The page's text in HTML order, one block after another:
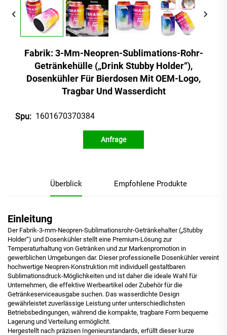
Fabrik: 3-Mm-Neopren-Sublimations-Rohr-
Getränkehülle („Drink Stubby Holder“),
Dosenkühler Für Bierdosen Mit OEM-Logo,
Tragbar Und Wasserdicht
Spu: 1601670370384
Anfrage
Überblick Empfohlene Produkte
Einleitung
Der Fabrik-3-mm-Neopren-Sublimationsrohr-Getränkehalter („Stubby
Holder“) und Dosenkühler stellt eine Premium-Lösung zur
Temperaturhaltung von Getränken und zur Markenpromotion in
gewerblichen Umgebungen dar. Dieser professionelle Dosenkühler vereint
hochwertige Neopren-Konstruktion mit individuell gestaltbaren
Sublimationsdruck-Möglichkeiten und ist daher die ideale Wahl für
Unternehmen, die effektive Werbeartikel oder Zubehör für die
Getränkeserviceausgabe suchen. Das wasserdichte Design
gewährleistet zuverlässige Leistung unter unterschiedlichsten
Betriebsbedingungen, während die kompakte, tragbare Form bequeme
Lagerung und Verteilung ermöglicht.
Hergestellt nach präzisen Ingenieurstandards, erfüllt dieser kurze